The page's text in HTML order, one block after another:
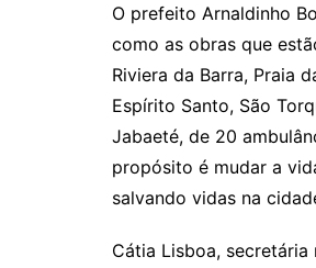
O prefeito Arnaldinho
como as obras que
Riviera da Barra, Praia
Espírito Santo, São
Jabaeté, de 20
propósito é mudar a
salvando vidas na
Cátia Lisboa,